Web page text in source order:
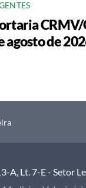
CRMV/
agosto de
A, Lt. 7-E - Setor